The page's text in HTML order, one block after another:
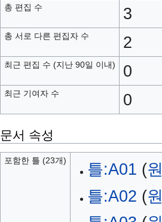
총 편집 수 3
총 서로 다른 편집자 수 2
최근 편집 수 (지난 90일 이내) 0
최근 기여자 수 0
문서 속성
포함한 틀 (23개) 틀:A01 (
틀:A02 (